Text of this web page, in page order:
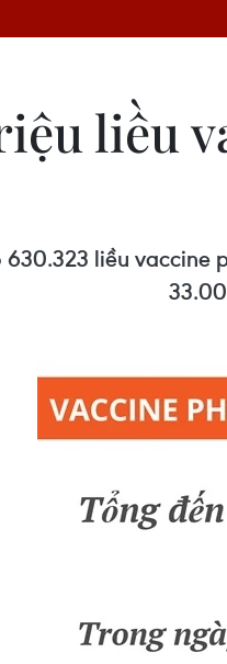
liều
liều vaccine